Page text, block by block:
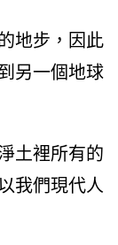
地步，因此
另一個地球
土裡所有的
我們現代人